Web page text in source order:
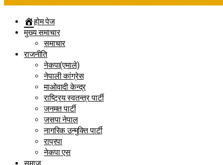
होम पेज
मुख्य समाचार
समाचार
राजनीति
नेकपा(एमाले)
नेपाली कांग्रेस
माओवादी केन्द्र
राष्ट्रिय स्वतन्त्र पार्टी
जनमत पार्टी
जसपा नेपाल
नागरिक उन्मुक्ति पार्टी
राप्रपा
नेकपा एस